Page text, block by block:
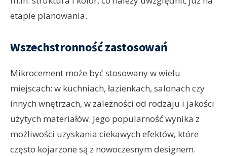
etapie planowania.
Wszechstronność zastosowań
Mikrocement może być stosowany w wielu
miejscach: w kuchniach, łazienkach, salonach czy
innych wnętrzach, w zależności od rodzaju i jakości
użytych materiałów. Jego popularność wynika z
możliwości uzyskania ciekawych efektów, które
często kojarzone są z nowoczesnym designem.